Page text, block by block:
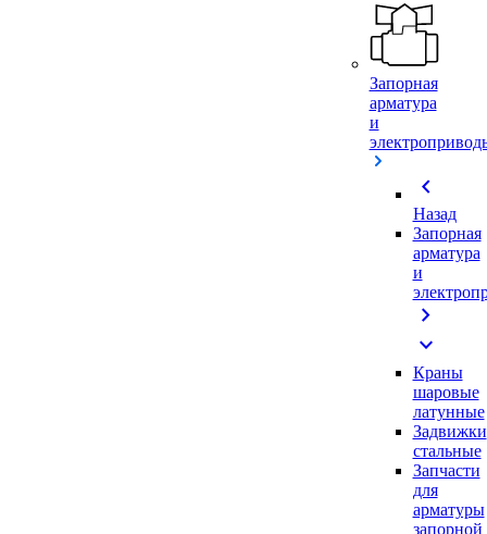
Запорная
арматура
и
chevron_left
Назад
Запорная
арматура
и
chevron_right
expand_more
Краны
шаровые
латунные
Задвижки
стальные
Запчасти
для
арматуры
запорной